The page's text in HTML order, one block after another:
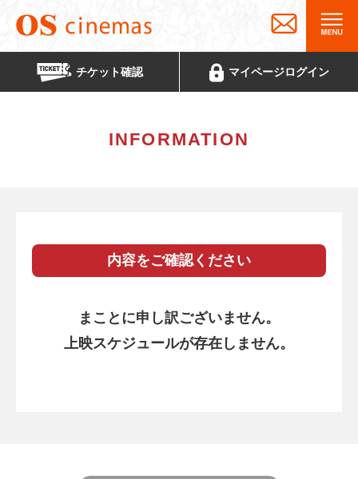
チケット確認 マイページログイン
INFORMATION
内容をご確認ください
まことに申し訳ございません。
上映スケジュールが存在しません。